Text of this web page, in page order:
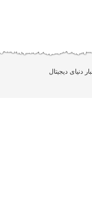
دنیای دیجیتال